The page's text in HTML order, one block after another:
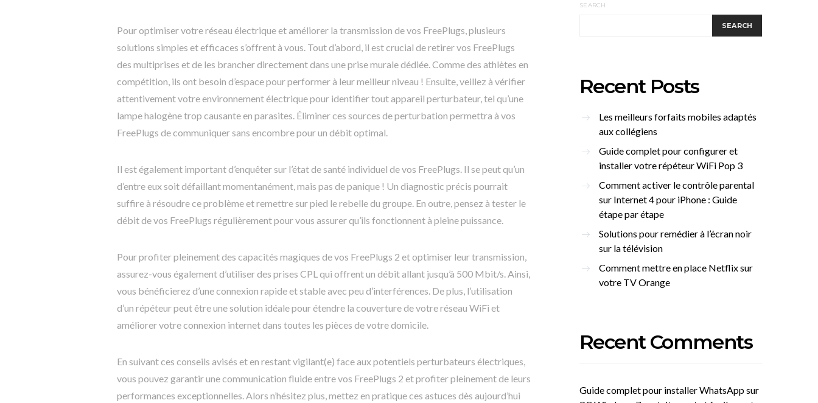
Pour optimiser votre réseau électrique et améliorer la transmission de vos FreePlugs, plusieurs
solutions simples et efficaces s’offrent à vous. Tout d’abord, il est crucial de retirer vos FreePlugs
des multiprises et de les brancher directement dans une prise murale dédiée. Comme des athlètes en
compétition, ils ont besoin d’espace pour performer à leur meilleur niveau ! Ensuite, veillez à vérifier
attentivement votre environnement électrique pour identifier tout appareil perturbateur, tel qu’une
lampe halogène trop causante en parasites. Éliminer ces sources de perturbation permettra à vos
FreePlugs de communiquer sans encombre pour un débit optimal.
Il est également important d’enquêter sur l’état de santé individuel de vos FreePlugs. Il se peut qu’un
d’entre eux soit défaillant momentanément, mais pas de panique ! Un diagnostic précis pourrait
suffire à résoudre ce problème et remettre sur pied le rebelle du groupe. En outre, pensez à tester le
débit de vos FreePlugs régulièrement pour vous assurer qu’ils fonctionnent à pleine puissance.
Pour profiter pleinement des capacités magiques de vos FreePlugs 2 et optimiser leur transmission,
assurez-vous également d’utiliser des prises CPL qui offrent un débit allant jusqu’à 500 Mbit/s. Ainsi,
vous bénéficierez d’une connexion rapide et stable avec peu d’interférences. De plus, l’utilisation
d’un répéteur peut être une solution idéale pour étendre la couverture de votre réseau WiFi et
améliorer votre connexion internet dans toutes les pièces de votre domicile.
En suivant ces conseils avisés et en restant vigilant(e) face aux potentiels perturbateurs électriques,
vous pouvez garantir une communication fluide entre vos FreePlugs 2 et profiter pleinement de leurs
performances exceptionnelles. Alors n’hésitez plus, mettez en pratique ces astuces dès aujourd’hui
SEARCH
SEARCH
Recent Posts
Les meilleurs forfaits mobiles adaptés
aux collégiens
Guide complet pour configurer et
installer votre répéteur WiFi Pop 3
Comment activer le contrôle parental
sur Internet 4 pour iPhone : Guide
étape par étape
Solutions pour remédier à l’écran noir
sur la télévision
Comment mettre en place Netflix sur
votre TV Orange
Recent Comments
Guide complet pour installer WhatsApp sur